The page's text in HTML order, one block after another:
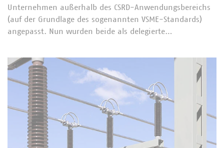
Unternehmen außerhalb des CSRD-Anwendungsbereichs
(auf der Grundlage des sogenannten VSME-Standards)
angepasst. Nun wurden beide als delegierte…